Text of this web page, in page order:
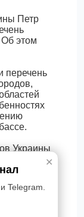
Петр
Об этом
перечень
Украины
список
а также
✕
Telegram.